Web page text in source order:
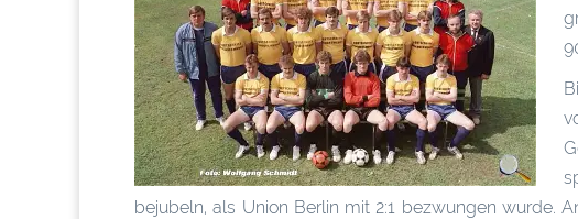
bejubeln, als Union Berlin mit 2:1 bezwungen wurde.